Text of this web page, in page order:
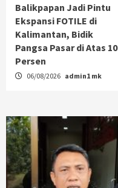
Balikpapan Jadi Pintu
Ekspansi FOTILE di
Kalimantan, Bidik
Pangsa Pasar di Atas 10
Persen
06/08/2026 admin1 mk